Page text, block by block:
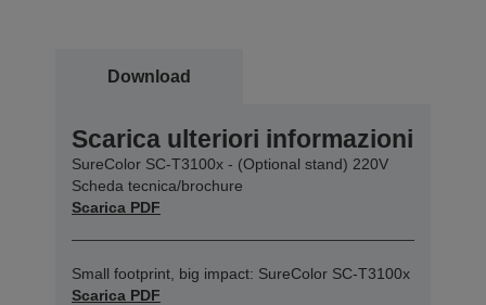
Download
Scarica ulteriori informazioni
SureColor SC-T3100x - (Optional stand) 220V
Scheda tecnica/brochure
Scarica PDF
Small footprint, big impact: SureColor SC-T3100x
Scarica PDF